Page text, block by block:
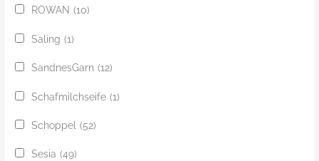
ROWAN (10)
Saling (1)
SandnesGarn (12)
Schafmilchseife (1)
Schoppel (52)
Sesia (49)